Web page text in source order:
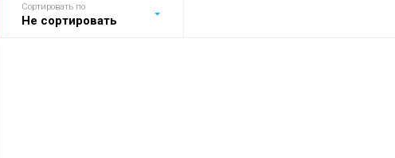
Сортировать по
Не сортировать